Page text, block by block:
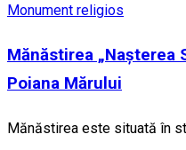
Monument religios
Mănăstirea „Nașterea
Poiana Mărului
Mănăstirea este situată în